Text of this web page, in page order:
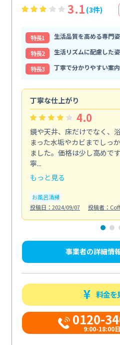
3.1 (3件)
特⻑1
生活品質を高める専門
特⻑2
生活リズムに配慮した
特⻑3
丁寧で分かりやすい案内
丁寧な仕上がり
4.0
鏡や天井、床だけでなく、
まった水垢やカビまでしっ
ました。価格は少し高めで
寧...
もっと見る
お風呂清掃
投稿日：2024/09/07
投稿者：
事業者の詳細情
料金を
0120-
9:00-18:00